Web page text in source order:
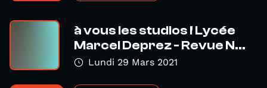
à vous les studios ! Lycée
Marcel Deprez - Revue N...
Lundi 29 Mars 2021